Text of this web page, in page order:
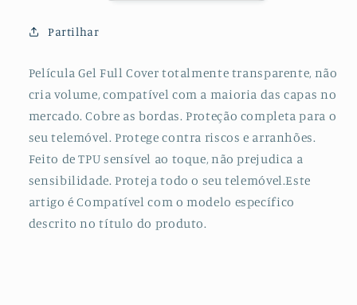
Vivo
Partilhar
Película Gel Full Cover totalmente transparente, não
cria volume, compatível com a maioria das capas no
mercado. Cobre as bordas. Proteção completa para o
seu telemóvel. Protege contra riscos e arranhões.
Feito de TPU sensível ao toque, não prejudica a
sensibilidade. Proteja todo o seu telemóvel.Este
artigo é Compatível com o modelo específico
descrito no título do produto.